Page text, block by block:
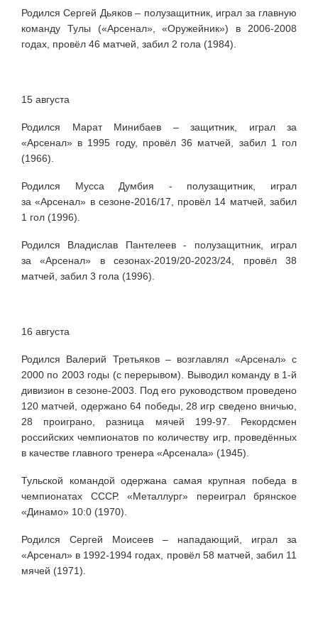
Родился Сергей Дьяков – полузащитник, играл за главную
команду Тулы («Арсенал», «Оружейник») в 2006-2008
годах, провёл 46 матчей, забил 2 гола (1984).
15 августа
Родился Марат Минибаев – защитник, играл за
«Арсенал» в 1995 году, провёл 36 матчей, забил 1 гол
(1966).
Родился Мусса Думбия - полузащитник, играл
за «Арсенал» в сезоне-2016/17, провёл 14 матчей, забил
1 гол (1996).
Родился Владислав Пантелеев - полузащитник, играл
за«Арсенал» в сезонах-2019/20-2023/24, провёл 38
матчей, забил 3 гола (1996).
16 августа
Родился Валерий Третьяков – возглавлял «Арсенал» с
2000 по 2003 годы (с перерывом). Выводил команду в 1-й
дивизион в сезоне-2003. Под его руководством проведено
120 матчей, одержано 64 победы, 28 игр сведено вничью,
28 проиграно, разница мячей 199-97. Рекордсмен
российских чемпионатов по количеству игр, проведённых
в качестве главного тренера «Арсенала» (1945).
Тульской командой одержана самая крупная победа в
чемпионатах СССР. «Металлург» переиграл брянское
«Динамо» 10:0 (1970).
Родился Сергей Моисеев – нападающий, играл за
«Арсенал» в 1992-1994 годах, провёл 58 матчей, забил 11
мячей (1971).